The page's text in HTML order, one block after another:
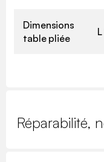
Dimensions
table pliée
Réparabilité,